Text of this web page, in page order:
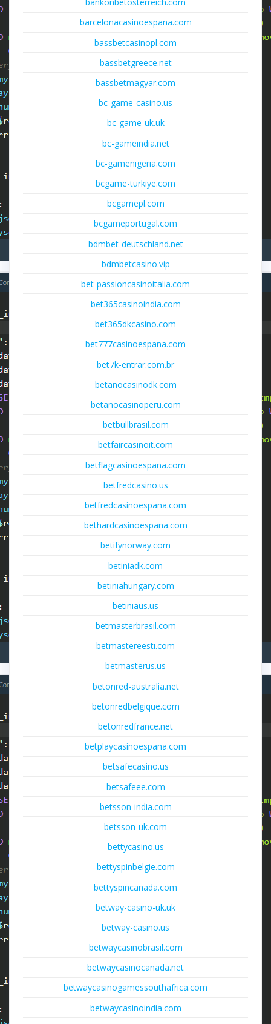
barcelonacasinoespana.com
bassbetcasinopl.com
bassbetgreece.net
bassbetmagyar.com
bc-game-casino.us
bc-game-uk.uk
bc-gameindia.net
bc-gamenigeria.com
bcgame-turkiye.com
bcgamepl.com
bcgameportugal.com
bdmbet-deutschland.net
bdmbetcasino.vip
bet-passioncasinoitalia.com
bet365casinoindia.com
bet365dkcasino.com
bet777casinoespana.com
bet7k-entrar.com.br
betanocasinodk.com
betanocasinoperu.com
betbullbrasil.com
betfaircasinoit.com
betflagcasinoespana.com
betfredcasino.us
betfredcasinoespana.com
bethardcasinoespana.com
betifynorway.com
betiniadk.com
betiniahungary.com
betiniaus.us
betmasterbrasil.com
betmastereesti.com
betmasterus.us
betonred-australia.net
betonredbelgique.com
betonredfrance.net
betplaycasinoespana.com
betsafecasino.us
betsafeee.com
betsson-india.com
betsson-uk.com
bettycasino.us
bettyspinbelgie.com
bettyspincanada.com
betway-casino-uk.uk
betway-casino.us
betwaycasinobrasil.com
betwaycasinocanada.net
betwaycasinogamessouthafrica.com
betwaycasinoindia.com